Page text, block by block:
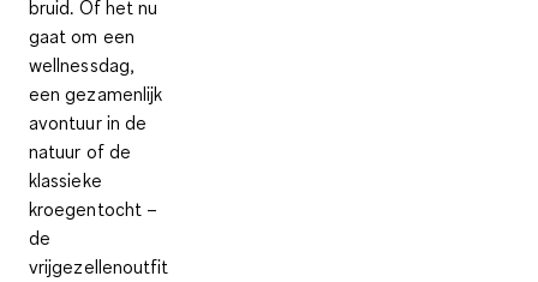
bruid. Of het nu
gaat om een
wellnessdag,
een gezamenlijk
avontuur in de
natuur of de
klassieke
kroegentocht –
de
vrijgezellenoutfit